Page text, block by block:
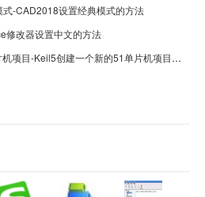
-CAD2018设置经典模式的方法
修改器设置中文的方法
Keil5怎么创建一个新的51单片机项目-Keil5创建一个新的51单片机项目的方法